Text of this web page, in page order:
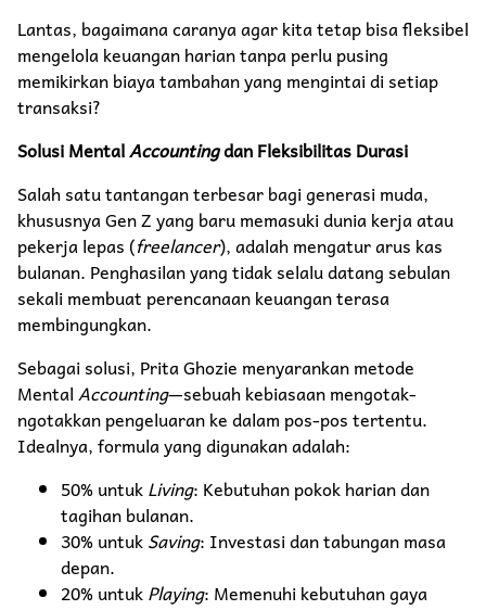
​Lantas, bagaimana caranya agar kita tetap bisa fleksibel
mengelola keuangan harian tanpa perlu pusing
memikirkan biaya tambahan yang mengintai di setiap
transaksi?
Solusi MentalAccountingdan Fleksibilitas Durasi
​Salah satu tantangan terbesar bagi generasi muda,
khususnya Gen Z yang baru memasuki dunia kerja atau
pekerja lepas (freelancer), adalah mengatur arus kas
bulanan. Penghasilan yang tidak selalu datang sebulan
sekali membuat perencanaan keuangan terasa
membingungkan.
​Sebagai solusi, Prita Ghozie menyarankan metode
MentalAccounting—sebuah kebiasaan mengotak-
ngotakkan pengeluaran ke dalam pos-pos tertentu.
Idealnya, formula yang digunakan adalah:
​50% untukLiving: Kebutuhan pokok harian dan
tagihan bulanan.
​30% untukSaving: Investasi dan tabungan masa
depan.
​20% untukPlaying: Memenuhi kebutuhan gaya